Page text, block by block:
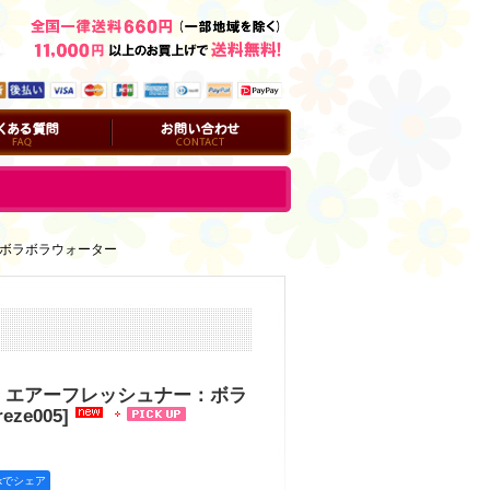
お問い合わせ
ラボラウォーター
アーフレッシュナー：ボラ
]
シェア